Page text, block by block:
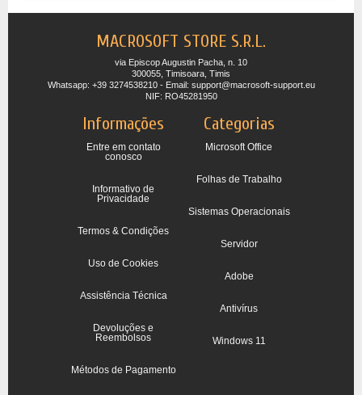
MACROSOFT STORE S.R.L.
via Episcop Augustin Pacha, n. 10
300055, Timisoara, Timis
Whatsapp: +39 3274538210 - Email: support@macrosoft-support.eu
NIF: RO45281950
Informações
Entre em contato
conosco
Informativo de
Privacidade
Termos & Condições
Uso de Cookies
Assistência Técnica
Devoluções e
Reembolsos
Métodos de Pagamento
Categorias
Microsoft Office
Folhas de Trabalho
Sistemas Operacionais
Servidor
Adobe
Antivírus
Windows 11